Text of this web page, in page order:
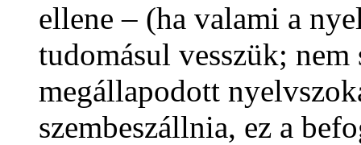
ellene – (ha valami a
tudomásul vesszük;
megállapodott
szembeszállnia, ez a